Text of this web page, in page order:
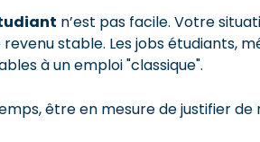
n’est pas facile. Votre
stable. Les jobs étudiants,
à un emploi "classique".
être en mesure de justifier